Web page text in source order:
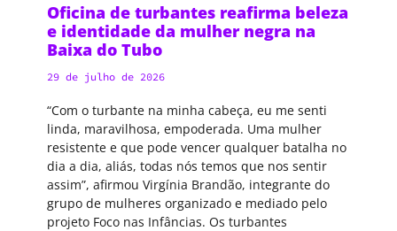
Oficina de turbantes reafirma beleza
e identidade da mulher negra na
Baixa do Tubo
29 de julho de 2026
“Com o turbante na minha cabeça, eu me senti
linda, maravilhosa, empoderada. Uma mulher
resistente e que pode vencer qualquer batalha no
dia a dia, aliás, todas nós temos que nos sentir
assim”, afirmou Virgínia Brandão, integrante do
grupo de mulheres organizado e mediado pelo
projeto Foco nas Infâncias. Os turbantes